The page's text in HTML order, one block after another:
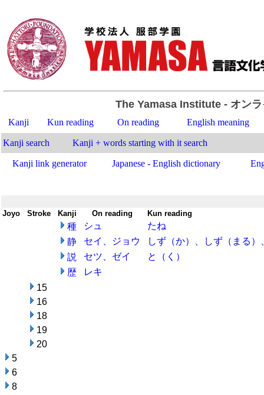
The Yamasa Institute- オンラ
Kanji Kun reading On reading English meaning
Kanji search Kanji + words starting with it search
Kanji link generator Japanese - English dictionary
Joyo Stroke Kanji On reading Kun reading
種 シュ
たね
静
セイ、ジョウ
しず（か）、しず（まる
説
セツ、ゼイ
と（く）
歴
レキ
15
16
18
19
20
5
6
8